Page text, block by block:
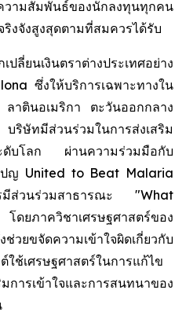
วามสัมพันธ์ของนักลงทุนทุกคน
งจังสูงสุดตามที่สมควรได้รับ
ลี่ยนเงินตราต่างประเทศอย่าง
ซึ่งให้บริการเฉพาะทางใน
าตินอเมริกา ตะวันออกกลาง
ษัทมีส่วนร่วมในการส่งเสริม
ะดับโลก ผ่านความร่วมมือกับ
ปญ United to Beat Malaria
ส่วนร่วมสาธารณะ "What
ยภาควิชาเศรษฐศาสตร์ของ
ขจัดความเข้าใจผิดเกี่ยวกับ
ใช้เศรษฐศาสตร์ในการแก้ไข
ารเข้าใจและการสนทนาของ